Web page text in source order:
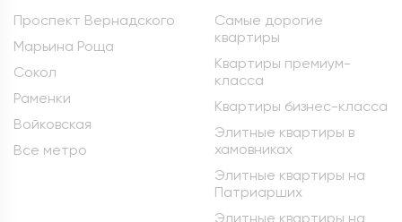
Проспект Вернадского
Марьина Роща
Сокол
Раменки
Войковская
Все метро
Самые дорогие
квартиры
Квартиры премиум-
класса
Квартиры бизнес-класса
Элитные квартиры в
хамовниках
Элитные квартиры на
Патриарших
Элитные квартиры на